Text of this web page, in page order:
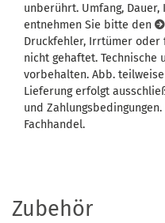
unberührt. Umfang,
entnehmen Sie bitte den
Druckfehler, Irrtümer
nicht gehaftet. Technische
vorbehalten. Abb.
Lieferung erfolgt
und
Fachhandel.
Zubehör